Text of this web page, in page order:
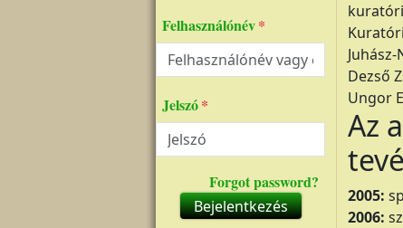
Felhasználónév
Jelszó
Forgot password?
Bejelentkezés
Dezső
Ungor
Az
2005:
2006: